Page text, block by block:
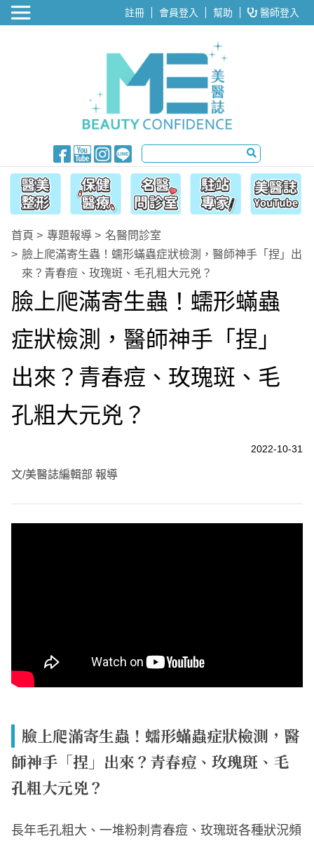
醫美整形 註冊 會員登入 幫助 醫師登入
首頁 專題報導
名醫問診室
臉上爬滿寄生蟲！蠕形蟎蟲症狀檢測，醫師神手「捏」出
來？青春痘、玫瑰斑、毛孔粗大元兇？
臉上爬滿寄生蟲！蠕形蟎蟲
症狀檢測，醫師神手「捏」
出來？青春痘、玫瑰斑、毛
孔粗大元兇？
2022-10-31
文/美醫誌編輯部 報導
臉上爬滿寄生蟲！蠕形蟎蟲症狀檢測，醫
師神手「捏」出來？青春痘、玫瑰斑、毛
孔粗大元兇？
長年毛孔粗大、一堆粉刺青春痘、玫瑰斑各種狀況頻